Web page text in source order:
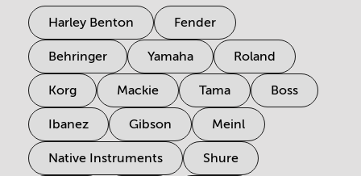
Harley Benton Fender
Behringer Yamaha Roland
Korg Mackie Tama Boss
Ibanez Gibson Meinl
Native Instruments Shure